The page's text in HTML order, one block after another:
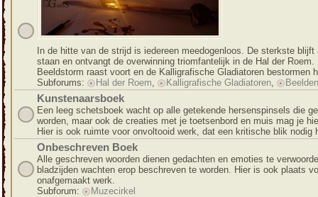
In de hitte van de strijd is iedereen meedogenloos. De sterkste
staan en ontvangt de overwinning triomfantelijk in de Hal der Roem.
Beeldstorm raast voort en de Kalligrafische Gladiatoren bestormen
Subforums:
Hal der Roem, Kalligrafische Gladiatoren,
Kunstenaarsboek
Een leeg schetsboek wacht op alle getekende hersenspinsels die
worden, maar ook de creaties met je toetsenbord en muis mag je
Hier is ook ruimte voor onvoltooid werk, dat een kritische blik nodig
Onbeschreven Boek
Alle geschreven woorden dienen gedachten en emoties te
bladzijden wachten erop beschreven te worden. Hier is ook plaats
onafgemaakt werk.
Subforum:
Muzecirkel